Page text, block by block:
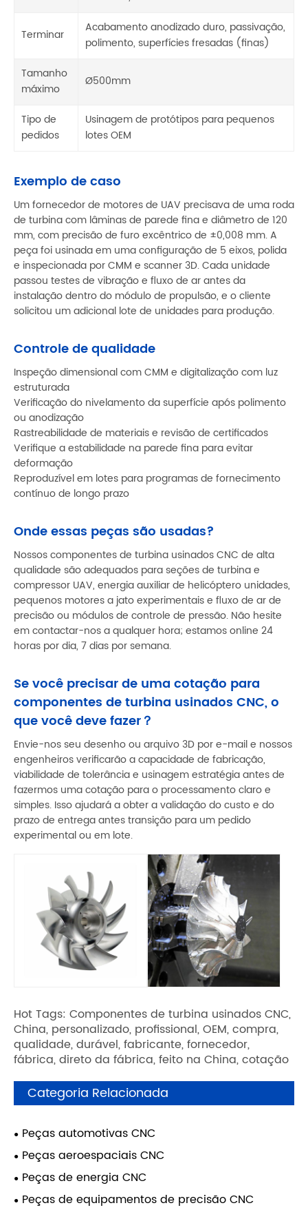
Terminar
Acabamento anodizado duro, passivação,
polimento, superfícies fresadas (finas)
Tamanho
máximo
Ø500mm
Tipo de
pedidos
Usinagem de protótipos para pequenos
lotes OEM
Exemplo de caso
Um fornecedor de motores de UAV precisava de uma roda
de turbina com lâminas de parede fina e diâmetro de 120
mm, com precisão de furo excêntrico de ±0,008 mm. A
peça foi usinada em uma configuração de 5 eixos, polida
e inspecionada por CMM e scanner 3D. Cada unidade
passou testes de vibração e fluxo de ar antes da
instalação dentro do módulo de propulsão, e o cliente
solicitou um adicional lote de unidades para produção.
Controle de qualidade
Inspeção dimensional com CMM e digitalização com luz
estruturada
Verificação do nivelamento da superfície após polimento
ou anodização
Rastreabilidade de materiais e revisão de certificados
Verifique a estabilidade na parede fina para evitar
deformação
Reproduzível em lotes para programas de fornecimento
contínuo de longo prazo
Onde essas peças são usadas?
Nossos componentes de turbina usinados CNC de alta
qualidade são adequados para seções de turbina e
compressor UAV, energia auxiliar de helicóptero unidades,
pequenos motores a jato experimentais e fluxo de ar de
precisão ou módulos de controle de pressão. Não hesite
em contactar-nos a qualquer hora; estamos online 24
horas por dia, 7 dias por semana.
Se você precisar de uma cotação para
componentes de turbina usinados CNC, o
que você deve fazer？
Envie-nos seu desenho ou arquivo 3D por e-mail e nossos
engenheiros verificarão a capacidade de fabricação,
viabilidade de tolerância e usinagem estratégia antes de
fazermos uma cotação para o processamento claro e
simples. Isso ajudará a obter a validação do custo e do
prazo de entrega antes transição para um pedido
experimental ou em lote.
Hot Tags: Componentes de turbina usinados CNC,
China, personalizado, profissional, OEM, compra,
qualidade, durável, fabricante, fornecedor,
fábrica, direto da fábrica, feito na China, cotação
Categoria Relacionada
Peças automotivas CNC
Peças aeroespaciais CNC
Peças de energia CNC
Peças de equipamentos de precisão CNC